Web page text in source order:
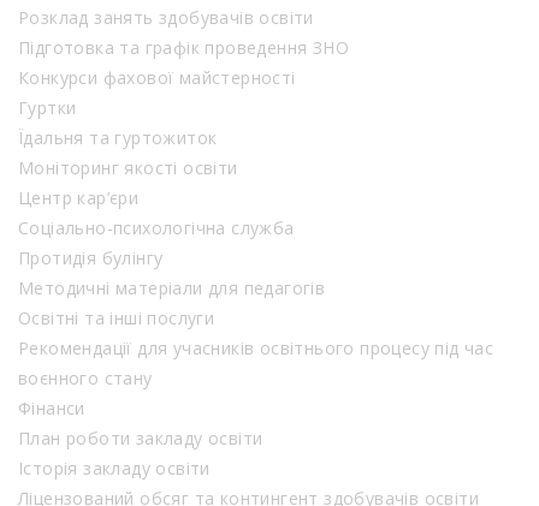
Розклад занять здобувачів освіти
Підготовка та графік проведення ЗНО
Конкурси фахової майстерності
Гуртки
Їдальня та гуртожиток
Моніторинг якості освіти
Центр кар’єри
Соціально-психологічна служба
Протидія булінгу
Методичні матеріали для педагогів
Освітні та інші послуги
Рекомендації для учасників освітнього процесу під час
воєнного стану
Фінанси
План роботи закладу освіти
Історія закладу освіти
Ліцензований обсяг та контингент здобувачів освіти